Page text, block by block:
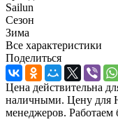
Sailun
Сезон
Зима
Все характеристики
Поделиться
Цена действительна
наличными. Цену для
менеджеров.